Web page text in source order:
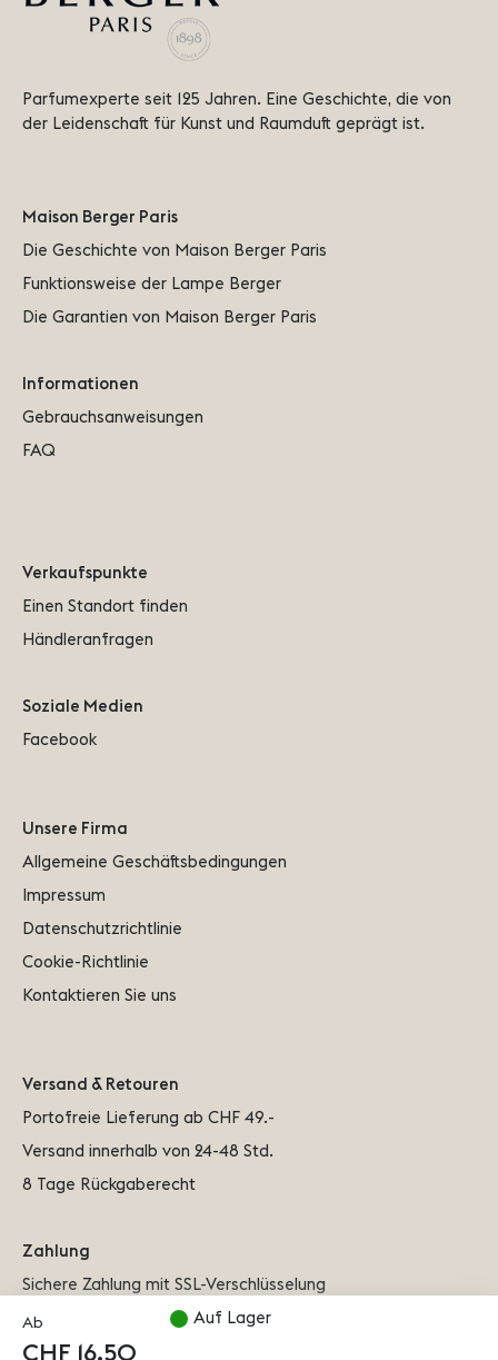
Ab
CHF 16.50
Auf Lager
Parfumexperte seit 125 Jahren. Eine Geschichte, die von
der Leidenschaft für Kunst und Raumduft geprägt ist.
Maison Berger Paris
Die Geschichte von Maison Berger Paris
Funktionsweise der Lampe Berger
Die Garantien von Maison Berger Paris
Informationen
Gebrauchsanweisungen
FAQ
Verkaufspunkte
Einen Standort finden
Händleranfragen
Soziale Medien
Facebook
Unsere Firma
Allgemeine Geschäftsbedingungen
Impressum
Datenschutzrichtlinie
Cookie-Richtlinie
Kontaktieren Sie uns
Versand & Retouren
Portofreie Lieferung ab CHF 49.-
Versand innerhalb von 24-48 Std.
8 Tage Rückgaberecht
Zahlung
Sichere Zahlung mit SSL-Verschlüsselung